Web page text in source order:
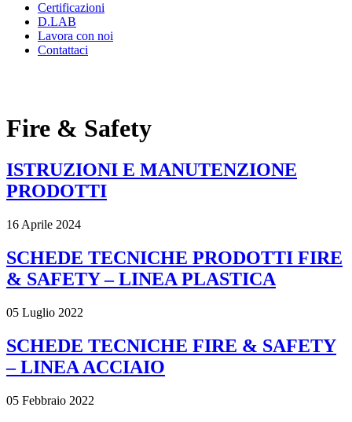
Certificazioni
D.LAB
Lavora con noi
Contattaci
Fire & Safety
ISTRUZIONI E MANUTENZIONE
PRODOTTI
16 Aprile 2024
SCHEDE TECNICHE PRODOTTI FIRE
& SAFETY – LINEA PLASTICA
05 Luglio 2022
SCHEDE TECNICHE FIRE & SAFETY
– LINEA ACCIAIO
05 Febbraio 2022